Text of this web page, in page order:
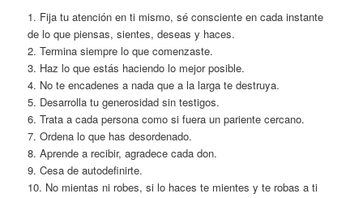
1. Fija tu atención en ti mismo, sé consciente en cada instante
de lo que piensas, sientes, deseas y haces.
2. Termina siempre lo que comenzaste.
3. Haz lo que estás haciendo lo mejor posible.
4. No te encadenes a nada que a la larga te destruya.
5. Desarrolla tu generosidad sin testigos.
6. Trata a cada persona como si fuera un pariente cercano.
7. Ordena lo que has desordenado.
8. Aprende a recibir, agradece cada don.
9. Cesa de autodefinirte.
10. No mientas ni robes, si lo haces te mientes y te robas a ti